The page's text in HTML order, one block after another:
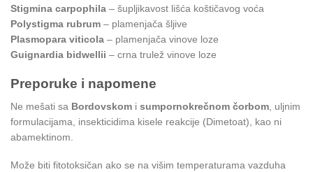
Stigmina carpophila – šupljikavost lišća koštičavog voća
Polystigma rubrum – plamenjača šljive
Plasmopara viticola – plamenjača vinove loze
Guignardia bidwellii – crna trulež vinove loze
Preporuke i napomene
Ne mešati sa Bordovskom i sumpornokrečnom čorbom, uljnim
formulacijama, insekticidima kisele reakcije (Dimetoat), kao ni
abamektinom.
Može biti fitotoksičan ako se na višim temperaturama vazduha